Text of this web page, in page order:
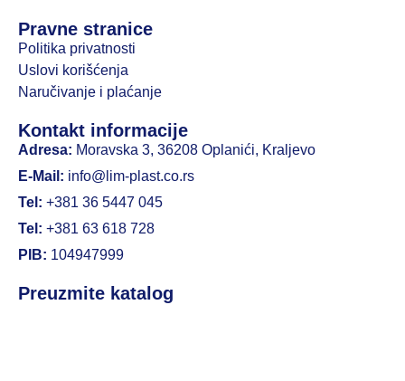
Pravne stranice
Politika privatnosti
Uslovi korišćenja
Naručivanje i plaćanje
Kontakt informacije
Adresa: Moravska 3, 36208 Oplanići, Kraljevo
E-Mail: info@lim-plast.co.rs
Tel: +381 36 5447 045
Tel: +381 63 618 728
PIB: 104947999
Preuzmite katalog